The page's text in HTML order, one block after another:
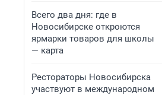
Всего два дня: где в
Новосибирске откроются
ярмарки товаров для школы
— карта
Рестораторы Новосибирска
участвуют в международном